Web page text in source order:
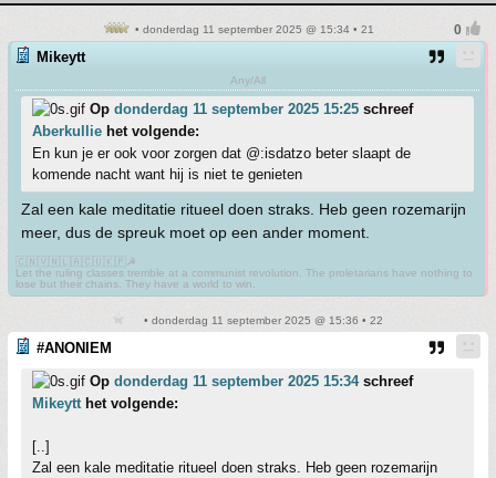
• donderdag 11 september 2025 @ 15:34 • 21
Mikeytt
Any/All
Op donderdag 11 september 2025 15:25 schreef
Aberkullie het volgende:
En kun je er ook voor zorgen dat @:isdatzo beter slaapt de
komende nacht want hij is niet te genieten
Zal een kale meditatie ritueel doen straks. Heb geen rozemarijn
meer, dus de spreuk moet op een ander moment.
🇨🇳🇻🇳🇱🇦🇨🇺🇰🇵☭
Let the ruling classes tremble at a communist revolution. The proletarians have nothing to
lose but their chains. They have a world to win.
• donderdag 11 september 2025 @ 15:36 • 22
#ANONIEM
Op donderdag 11 september 2025 15:34schreef
Mikeytt het volgende:
[..]
Zal een kale meditatie ritueel doen straks. Heb geen rozemarijn